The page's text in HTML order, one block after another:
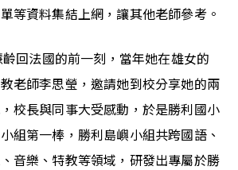
等資料集結上網，讓其他老師參考。
回法國的前一刻，當年她在雄女的
老師李思瑩，邀請她到校分享她的兩
校長與同事大受感動，於是勝利國小
組第一棒，勝利島嶼小組共跨國語、
音樂、特教等領域，研發出專屬於勝